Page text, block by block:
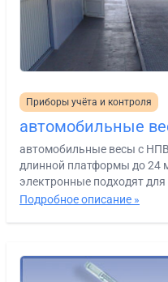
Приборы учёта и контроля
автомобильные
автомобильные весы с НПВ
длинной платформы до 24
электронные подходят
Подробное описание »